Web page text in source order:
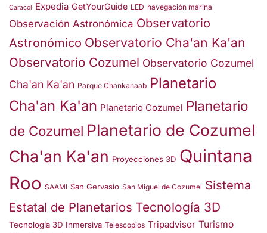
Caracol Expedia GetYourGuide LED navegación marina
Observación Astronómica Observatorio
Astronómico Observatorio Cha'an Ka'an
Observatorio Cozumel Observatorio Cozumel
Cha'an Ka'an Parque Chankanaab Planetario
Cha'an Ka'an Planetario Cozumel Planetario
de Cozumel Planetario de Cozumel
Cha'an Ka'an Proyecciones 3D Quintana
Roo SAAMI San Gervasio San Miguel de Cozumel Sistema
Estatal de Planetarios Tecnología 3D
Tecnología 3D Inmersiva Telescopios Tripadvisor Turismo